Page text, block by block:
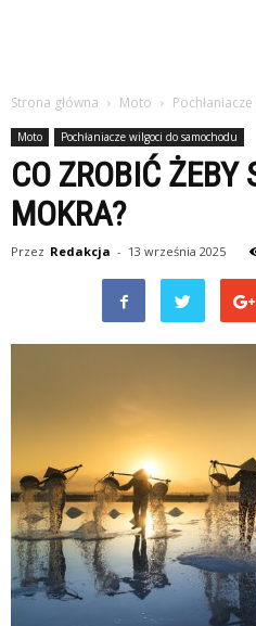
Strona główna Moto
Moto Pochłaniacze wilgoci do samochodu
CO ZROBIĆ ŻEBY
MOKRA?
Przez Redakcja - 13 września 2025